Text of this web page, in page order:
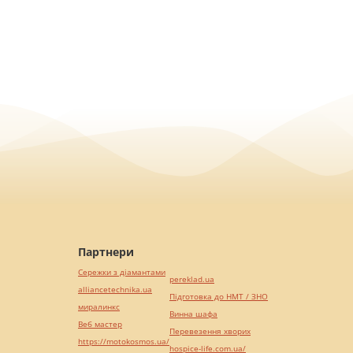
Партнери
Сережки з діамантами
alliancetechnika.ua
миралинкс
Веб мастер
https://motokosmos.ua/
pereklad.ua
Підготовка до НМТ / ЗНО
Винна шафа
Перевезення хворих
hospice-life.com.ua/